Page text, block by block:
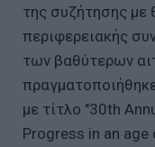
της συζήτησης
περιφερειακής
των βαθύτερων
με τίτλο "30th
Progress in an